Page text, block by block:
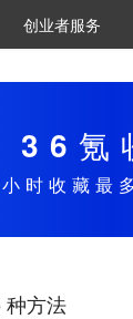
创投氪堂
创业者服务
36氪
时收藏最
种方法